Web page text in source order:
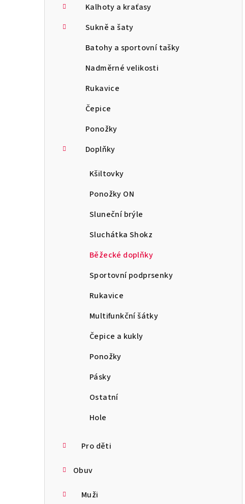
Kalhoty a kraťasy
Sukně a šaty
Batohy a sportovní tašky
Nadměrné velikosti
Rukavice
Čepice
Ponožky
Doplňky
Kšiltovky
Ponožky ON
Sluneční brýle
Sluchátka Shokz
Běžecké doplňky
Sportovní podprsenky
Rukavice
Multifunkční šátky
Čepice a kukly
Ponožky
Pásky
Ostatní
Hole
Pro děti
Obuv
Muži